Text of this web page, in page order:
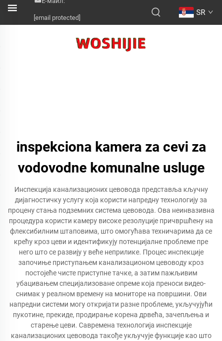
[email protected]
SR
inspekciona kamera za cevi za
vodovodne komunalne usluge
Инспекција канализационих цевовода представља кључну
дијагностичку услугу која користи напредну технологију за
процену стања подземних система цевовода. Ова неинвазивна
процедура користи камеру високе резолуције причвршћену на
флексибилним штаповима, што омогућава техничарима да се
крећу кроз цеви и идентификују потенцијалне проблеме пре
него што се развију у веће неприлике. Процес инспекције
започиње приступањем канализационом цевоводу кроз
постојеће чисте приступне тачке, а затим пажљивим
убацивањем специјализоване опреме која преноси видео-
снимак у реалном времену на мониторе на површини. Ови
напредни системи могу откријати разне проблеме, укључујући
пукотине, прекиде, продирање корена дрвећа, зачепљења и
старење цеви. Савремена технологија инспекције
канализационих цевовода такође укључује функције као што